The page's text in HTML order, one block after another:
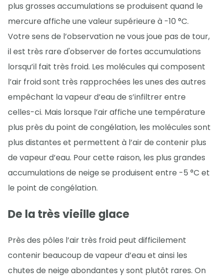
plus grosses accumulations se produisent quand le
mercure affiche une valeur supérieure à -10 °C.
Votre sens de l’observation ne vous joue pas de tour,
il est très rare d'observer de fortes accumulations
lorsqu’il fait très froid. Les molécules qui composent
l’air froid sont très rapprochées les unes des autres
empêchant la vapeur d’eau de s’infiltrer entre
celles-ci. Mais lorsque l’air affiche une température
plus près du point de congélation, les molécules sont
plus distantes et permettent à l’air de contenir plus
de vapeur d’eau. Pour cette raison, les plus grandes
accumulations de neige se produisent entre -5 °C et
le point de congélation.
De la très vieille glace
Près des pôles l’air très froid peut difficilement
contenir beaucoup de vapeur d’eau et ainsi les
chutes de neige abondantes y sont plutôt rares. On